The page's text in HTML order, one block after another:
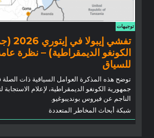
توجيهات
تفشي
الكونغو الديمقراطية) – نظرة
للسياق
توضح هذه المذكرة العوامل السياقية ذات
جمهورية الكونغو الديمقراطية، لإعلام
الناجم عن فيروس بونديبوغيو.
شبكة أبحاث المخاطر المتعددة